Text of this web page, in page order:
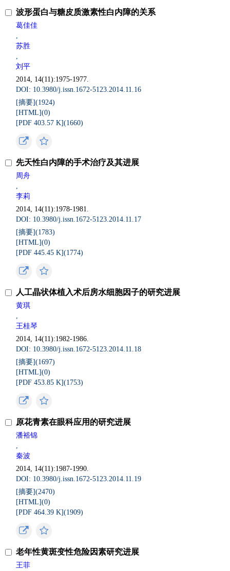
波形蛋白与糖皮质激素性白内障的关系
葛佳佳
,
苏胜
,
刘平
2014, 14(11):1975-1977.
DOI: 10.3980/j.issn.1672-5123.2014.11.16
[摘要](1924)
[HTML](0)
[PDF 403.57 K](1660)
先天性白内障的手术治疗及其进展
周舟
,
李莉
2014, 14(11):1978-1981.
DOI: 10.3980/j.issn.1672-5123.2014.11.17
[摘要](1783)
[HTML](0)
[PDF 445.45 K](1774)
人工晶状体植入术后房水细胞因子的研究进展
黄琪
,
王桂琴
2014, 14(11):1982-1986.
DOI: 10.3980/j.issn.1672-5123.2014.11.18
[摘要](1697)
[HTML](0)
[PDF 453.85 K](1753)
原花青素在眼科应用的研究进展
潘裕锦
,
秦波
2014, 14(11):1987-1990.
DOI: 10.3980/j.issn.1672-5123.2014.11.19
[摘要](2470)
[HTML](0)
[PDF 464.39 K](1909)
老年性黄斑变性危险因素研究进展
王菲